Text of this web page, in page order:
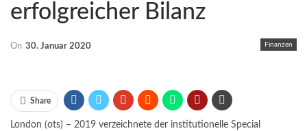
erfolgreicher Bilanz
Finanzen
On 30. Januar 2020
Share
London (ots) – 2019 verzeichnete der institutionelle Special